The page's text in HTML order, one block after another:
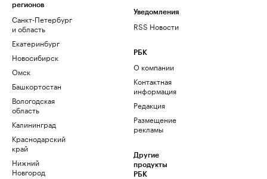
регионов
Санкт-Петербург
и область
Екатеринбург
Новосибирск
Омск
Башкортостан
Вологодская
область
Калининград
Краснодарский
край
Нижний
Новгород
Уведомления
RSS Новости
РБК
О компании
Контактная
информация
Редакция
Размещение
рекламы
Другие
продукты
РБК